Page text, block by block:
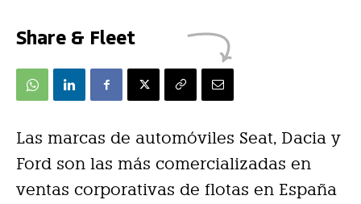
Share & Fleet
Las marcas de automóviles Seat, Dacia y
Ford son las más comercializadas en
ventas corporativas de flotas en España